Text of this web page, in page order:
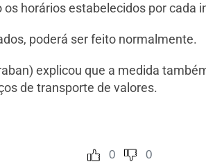
horários estabelecidos por cada
poderá ser feito normalmente.
explicou que a medida
de transporte de valores.
0 0